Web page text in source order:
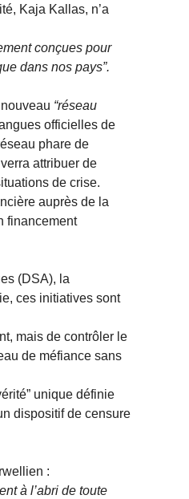
Kaja Kallas, n’a
conçues pour
dans nos pays”.
“réseau
officielles de
phare de
attribuer de
de crise.
auprès de la
financement
(DSA), la
ces initiatives sont
mais de contrôler le
de méfiance sans
unique définie
dispositif de censure
:
à l’abri de toute